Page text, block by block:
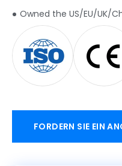
Owned the US/EU/UK/
FORDERN SIE EIN